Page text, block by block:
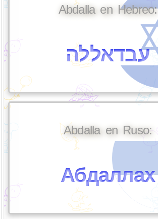
Abdalla en Hebreo:
עבדאללה
Abdalla en Ruso:
Абдаллах